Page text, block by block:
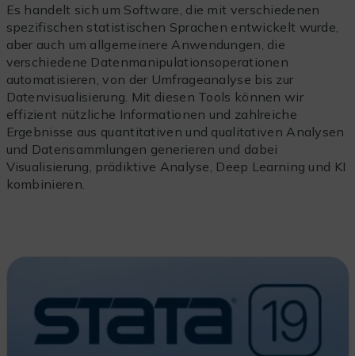
Es handelt sich um Software, die mit verschiedenen
spezifischen statistischen Sprachen entwickelt wurde,
aber auch um allgemeinere Anwendungen, die
verschiedene Datenmanipulationsoperationen
automatisieren, von der Umfrageanalyse bis zur
Datenvisualisierung. Mit diesen Tools können wir
effizient nützliche Informationen und zahlreiche
Ergebnisse aus quantitativen und qualitativen Analysen
und Datensammlungen generieren und dabei
Visualisierung, prädiktive Analyse, Deep Learning und KI
kombinieren.